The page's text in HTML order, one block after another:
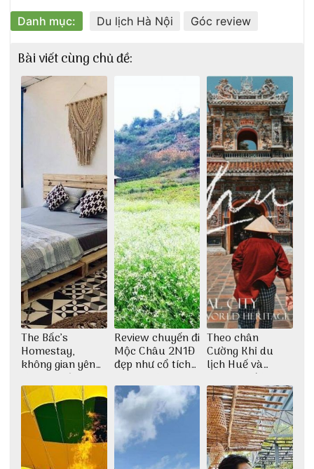
Danh mục: Du lịch Hà Nội Góc review
Bài viết cùng chủ đề:
The Bấc’s
Homestay,
không gian yên
bình tại Hòn Sơn
Review chuyến đi
Mộc Châu 2N1Đ
đẹp như cổ tích
Thu Hà
Theo chân
Cường Khỉ du
lịch Huế và
check-in đúng
những góc chụp
đẹp